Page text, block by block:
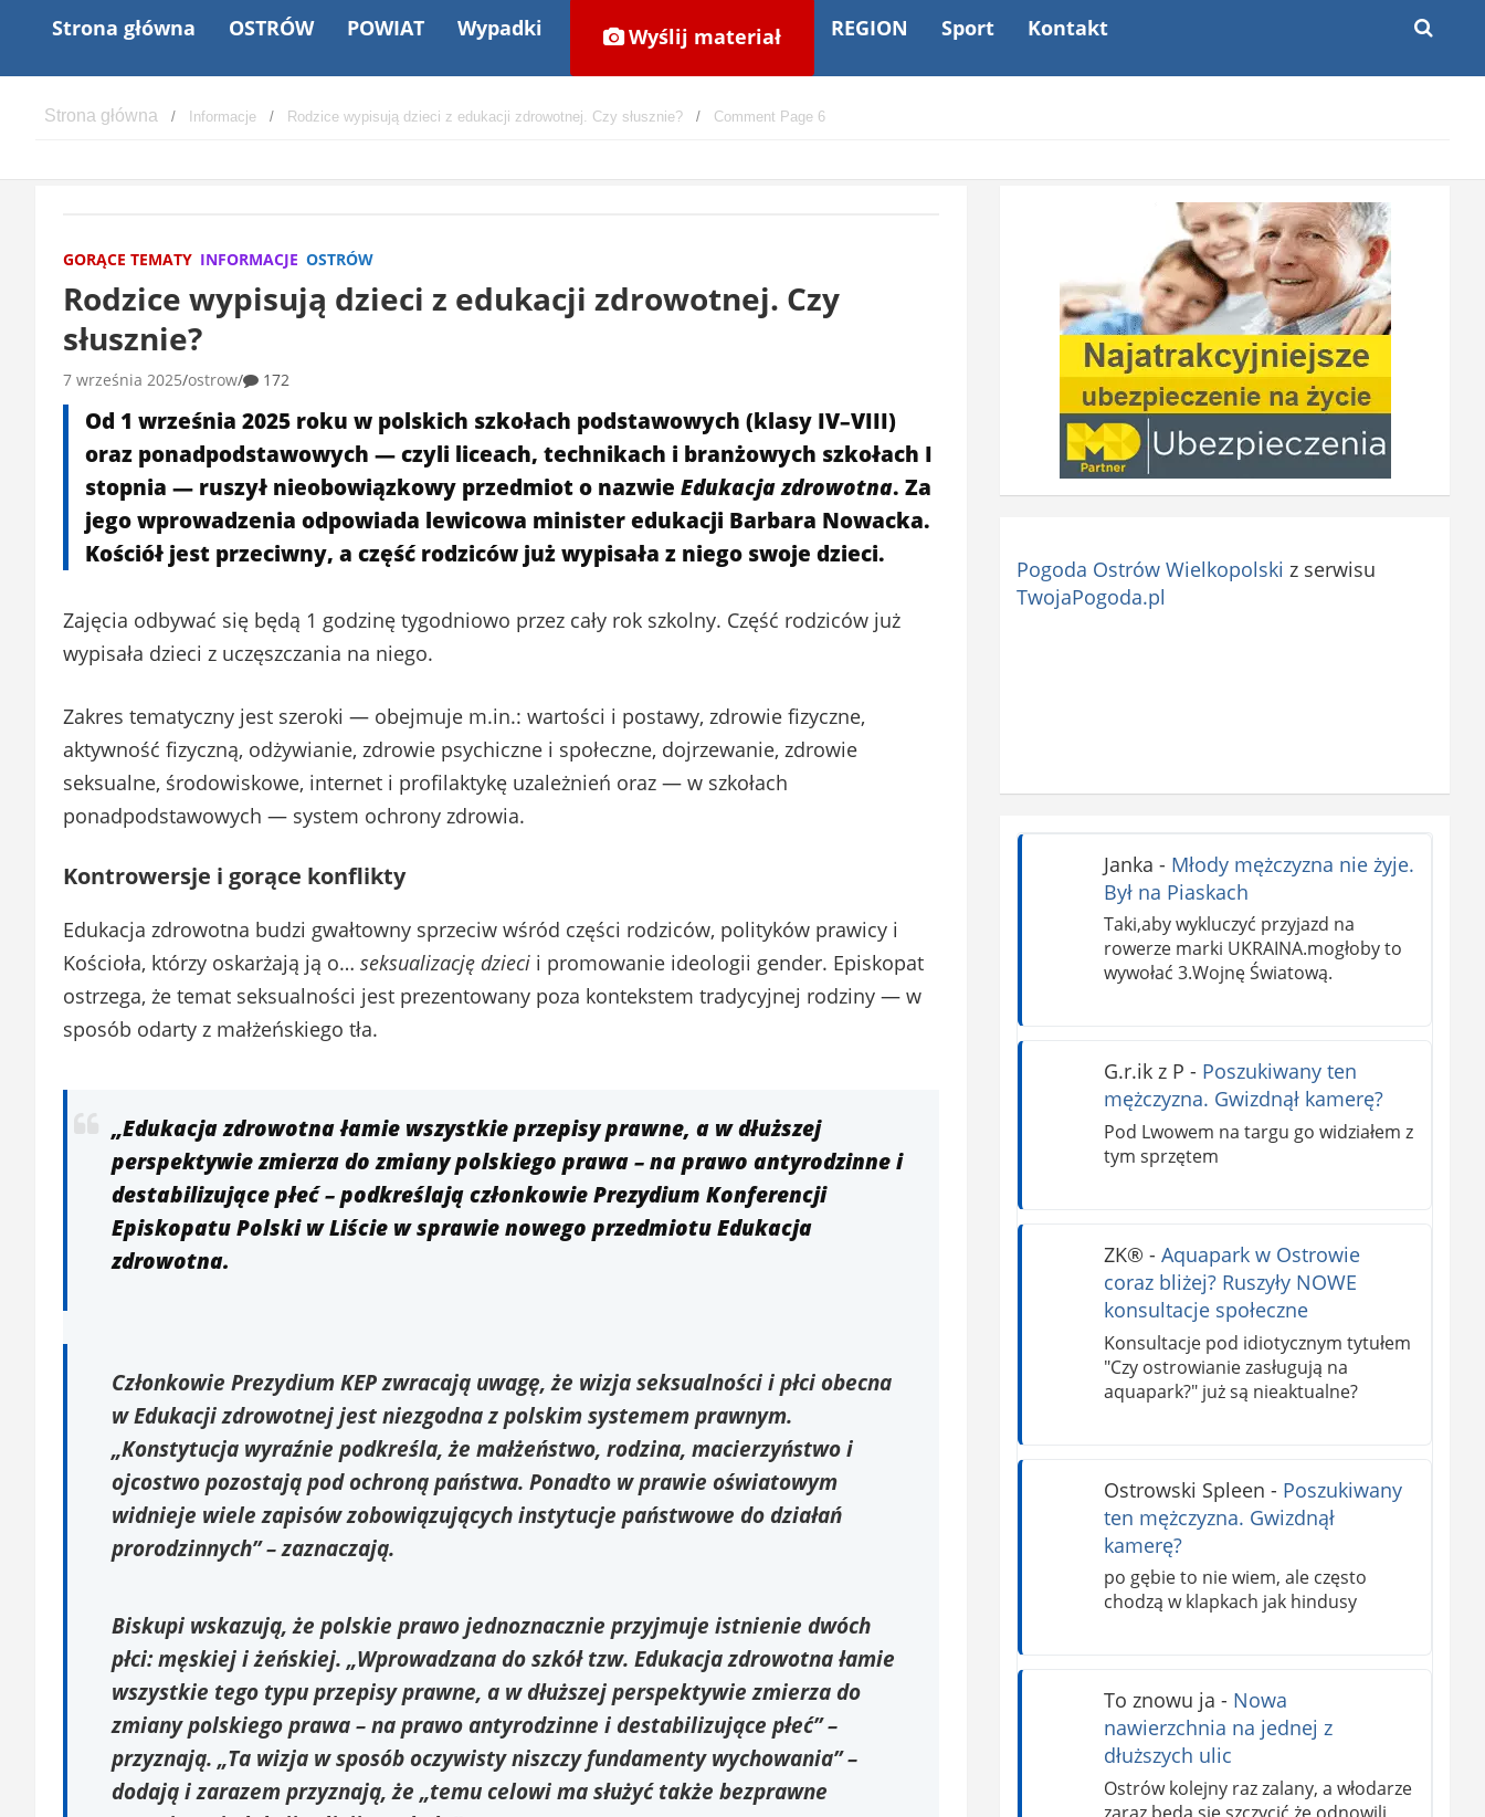
Strona główna OSTRÓW POWIAT Wypadki Wyślij materiał REGION Sport Kontakt
Informacje Rodzice wypisują dzieci z edukacji zdrowotnej. Czy słusznie? Comment Page 6
GORĄCE TEMATY INFORMACJE OSTRÓW
Rodzice wypisują dzieci z edukacji zdrowotnej. Czy
słusznie?
7 września 2025 ostrow 172
Od 1 września 2025 roku w polskich szkołach podstawowych (klasy IV–VIII)
oraz ponadpodstawowych — czyli liceach, technikach i branżowych szkołach I
stopnia — ruszył nieobowiązkowy przedmiot o nazwie Edukacja zdrowotna. Za
jego wprowadzenia odpowiada lewicowa minister edukacji Barbara Nowacka.
Kościół jest przeciwny, a część rodziców już wypisała z niego swoje dzieci.
Zajęcia odbywać się będą 1 godzinę tygodniowo przez cały rok szkolny. Część rodziców już
wypisała dzieci z uczęszczania na niego.
Zakres tematyczny jest szeroki — obejmuje m.in.: wartości i postawy, zdrowie fizyczne,
aktywność fizyczną, odżywianie, zdrowie psychiczne i społeczne, dojrzewanie, zdrowie
seksualne, środowiskowe, internet i profilaktykę uzależnień oraz — w szkołach
ponadpodstawowych — system ochrony zdrowia.
Kontrowersje i gorące konflikty
Edukacja zdrowotna budzi gwałtowny sprzeciw wśród części rodziców, polityków prawicy i
Kościoła, którzy oskarżają ją o… seksualizację dzieci i promowanie ideologii gender. Episkopat
ostrzega, że temat seksualności jest prezentowany poza kontekstem tradycyjnej rodziny — w
sposób odarty z małżeńskiego tła.
„Edukacja zdrowotna łamie wszystkie przepisy prawne, a w dłuższej
perspektywie zmierza do zmiany polskiego prawa – na prawo antyrodzinne i
destabilizujące płeć – podkreślają członkowie Prezydium Konferencji
Episkopatu Polski w Liście w sprawie nowego przedmiotu Edukacja
zdrowotna.
Członkowie Prezydium KEP zwracają uwagę, że wizja seksualności i płci obecna
w Edukacji zdrowotnej jest niezgodna z polskim systemem prawnym.
„Konstytucja wyraźnie podkreśla, że małżeństwo, rodzina, macierzyństwo i
ojcostwo pozostają pod ochroną państwa. Ponadto w prawie oświatowym
widnieje wiele zapisów zobowiązujących instytucje państwowe do działań
prorodzinnych” – zaznaczają.
Biskupi wskazują, że polskie prawo jednoznacznie przyjmuje istnienie dwóch
płci: męskiej i żeńskiej. „Wprowadzana do szkół tzw. Edukacja zdrowotna łamie
wszystkie tego typu przepisy prawne, a w dłuższej perspektywie zmierza do
zmiany polskiego prawa – na prawo antyrodzinne i destabilizujące płeć” –
przyznają. „Ta wizja w sposób oczywisty niszczy fundamenty wychowania” –
dodają i zarazem przyznają, że „temu celowi ma służyć także bezprawne
Pogoda Ostrów Wielkopolski z serwisu
TwojaPogoda.pl
Janka - Młody mężczyzna nie żyje.
Był na Piaskach
Taki,aby wykluczyć przyjazd na
rowerze marki UKRAINA.mogłoby to
wywołać 3.Wojnę Światową.
G.r.ik z P - Poszukiwany ten
mężczyzna. Gwizdnął kamerę?
Pod Lwowem na targu go widziałem z
tym sprzętem
ZK®️ - Aquapark w Ostrowie
coraz bliżej? Ruszyły NOWE
konsultacje społeczne
Konsultacje pod idiotycznym tytułem
"Czy ostrowianie zasługują na
aquapark?" już są nieaktualne?
Ostrowski Spleen - Poszukiwany
ten mężczyzna. Gwizdnął
kamerę?
po gębie to nie wiem, ale często
chodzą w klapkach jak hindusy
To znowu ja - Nowa
nawierzchnia na jednej z
dłuższych ulic
Ostrów kolejny raz zalany, a włodarze